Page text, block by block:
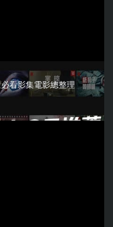
看影集電影總整理